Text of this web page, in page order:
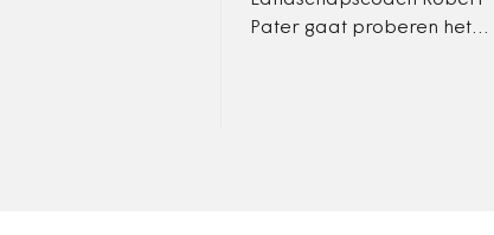
Pater gaat proberen het